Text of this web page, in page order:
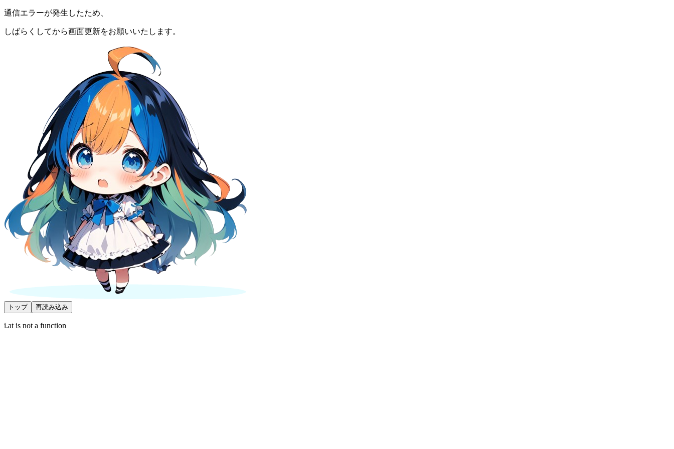
通信エラーが発生したため、
しばらくしてから画面更新をお願いいたします。
トップ 再読み込み
i.at is not a function